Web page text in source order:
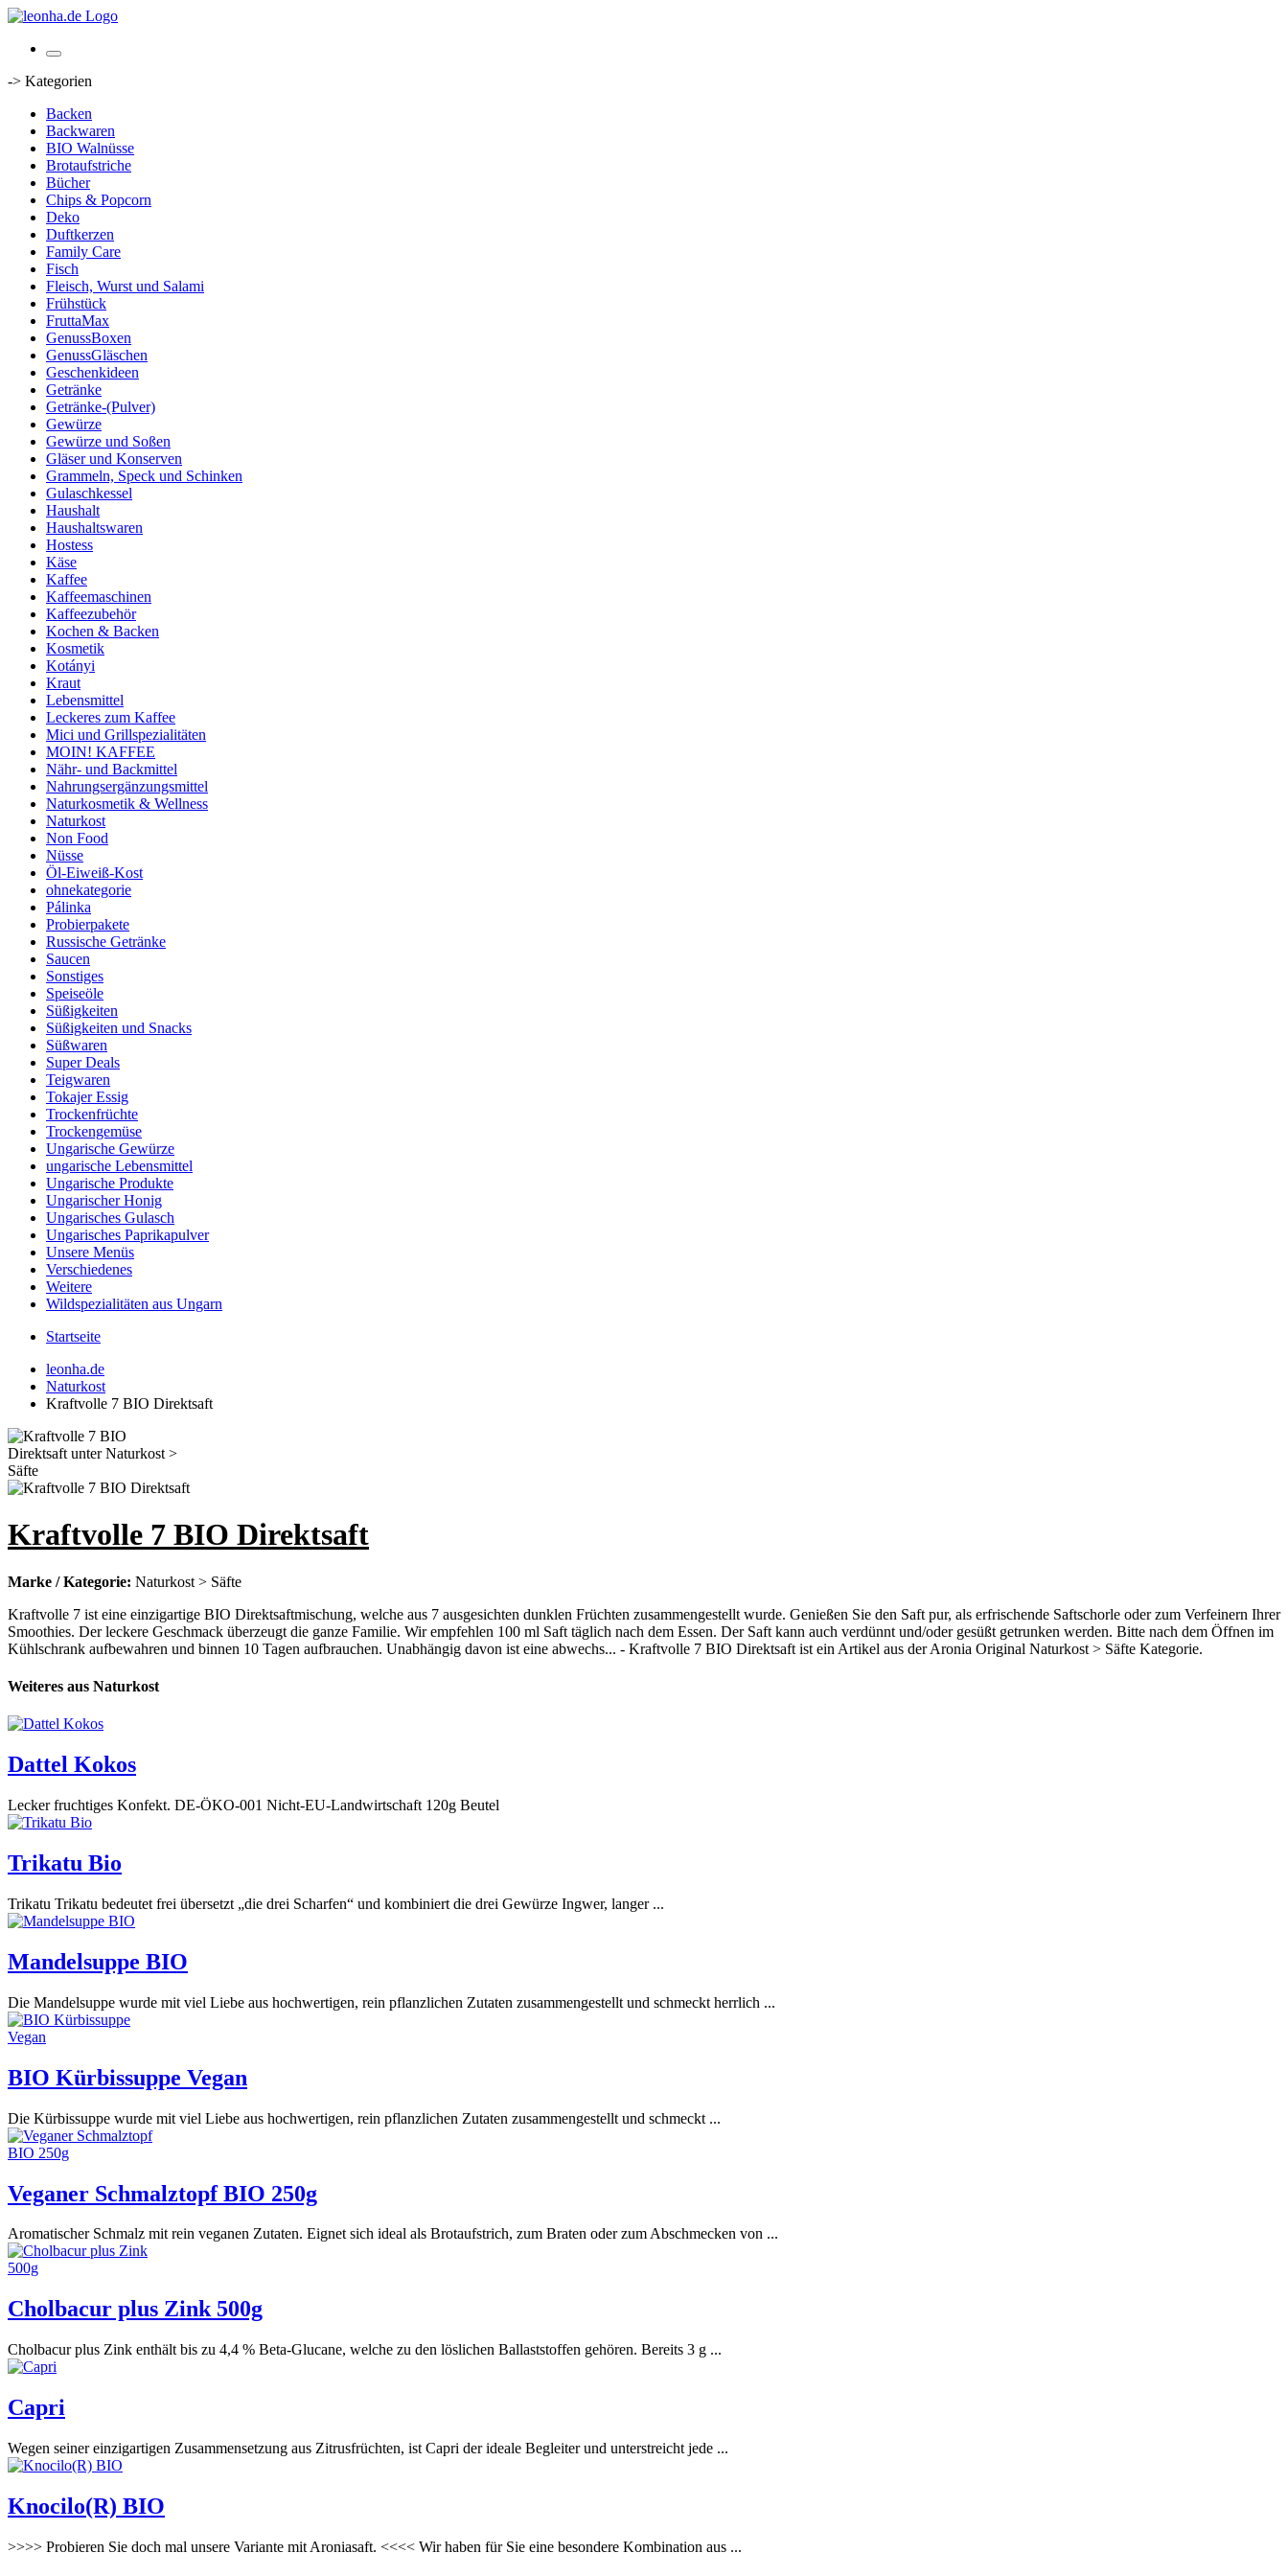
-> Kategorien
Backen
Backwaren
BIO Walnüsse
Brotaufstriche
Bücher
Chips & Popcorn
Deko
Duftkerzen
Family Care
Fisch
Fleisch, Wurst und Salami
Frühstück
FruttaMax
GenussBoxen
GenussGläschen
Geschenkideen
Getränke
Getränke-(Pulver)
Gewürze
Gewürze und Soßen
Gläser und Konserven
Grammeln, Speck und Schinken
Gulaschkessel
Haushalt
Haushaltswaren
Hostess
Käse
Kaffee
Kaffeemaschinen
Kaffeezubehör
Kochen & Backen
Kosmetik
Kotányi
Kraut
Lebensmittel
Leckeres zum Kaffee
Mici und Grillspezialitäten
MOIN! KAFFEE
Nähr- und Backmittel
Nahrungsergänzungsmittel
Naturkosmetik & Wellness
Naturkost
Non Food
Nüsse
Öl-Eiweiß-Kost
ohnekategorie
Pálinka
Probierpakete
Russische Getränke
Saucen
Sonstiges
Speiseöle
Süßigkeiten
Süßigkeiten und Snacks
Süßwaren
Super Deals
Teigwaren
Tokajer Essig
Trockenfrüchte
Trockengemüse
Ungarische Gewürze
ungarische Lebensmittel
Ungarische Produkte
Ungarischer Honig
Ungarisches Gulasch
Ungarisches Paprikapulver
Unsere Menüs
Verschiedenes
Weitere
Wildspezialitäten aus Ungarn
Startseite
leonha.de
Naturkost
Kraftvolle 7 BIO Direktsaft
Kraftvolle 7 BIO Direktsaft
Marke / Kategorie: Naturkost > Säfte
Kraftvolle 7 ist eine einzigartige BIO Direktsaftmischung, welche aus 7 ausgesichten dunklen Früchten zusammengestellt wurde. Genießen Sie den Saft pur, als erfrischende Saftschorle oder zum Verfeinern Ihrer
Smoothies. Der leckere Geschmack überzeugt die ganze Familie. Wir empfehlen 100 ml Saft täglich nach dem Essen. Der Saft kann auch verdünnt und/oder gesüßt getrunken werden. Bitte nach dem Öffnen im
Kühlschrank aufbewahren und binnen 10 Tagen aufbrauchen. Unabhängig davon ist eine abwechs... - Kraftvolle 7 BIO Direktsaft ist ein Artikel aus der Aronia Original Naturkost > Säfte Kategorie.
Weiteres aus Naturkost
Dattel Kokos
Lecker fruchtiges Konfekt. DE-ÖKO-001 Nicht-EU-Landwirtschaft 120g Beutel
Trikatu Bio
Trikatu Trikatu bedeutet frei übersetzt „die drei Scharfen“ und kombiniert die drei Gewürze Ingwer, langer ...
Mandelsuppe BIO
Die Mandelsuppe wurde mit viel Liebe aus hochwertigen, rein pflanzlichen Zutaten zusammengestellt und schmeckt herrlich ...
BIO Kürbissuppe Vegan
Die Kürbissuppe wurde mit viel Liebe aus hochwertigen, rein pflanzlichen Zutaten zusammengestellt und schmeckt ...
Veganer Schmalztopf BIO 250g
Aromatischer Schmalz mit rein veganen Zutaten. Eignet sich ideal als Brotaufstrich, zum Braten oder zum Abschmecken von ...
Cholbacur plus Zink 500g
Cholbacur plus Zink enthält bis zu 4,4 % Beta-Glucane, welche zu den löslichen Ballaststoffen gehören. Bereits 3 g ...
Capri
Wegen seiner einzigartigen Zusammensetzung aus Zitrusfrüchten, ist Capri der ideale Begleiter und unterstreicht jede ...
Knocilo(R) BIO
>>>> Probieren Sie doch mal unsere Variante mit Aroniasaft. <<<< Wir haben für Sie eine besondere Kombination aus ...